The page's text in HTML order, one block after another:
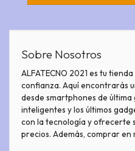
Sobre Nosotros
ALFATECNO 2021 es tu
confianza. Aquí encontrarás
desde smartphones de
inteligentes y los últimos
con la tecnología y ofrecerte
precios. Además, comprar en